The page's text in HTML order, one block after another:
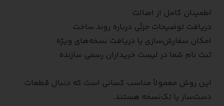
اطمینان کامل از اصالت
دریافت توضیحات جزئی درباره روند ساخت
امکان سفارش‌سازی یا دریافت نسخه‌های ویژه
ثبت نام شما در لیست خریداران رسمی سازنده
این روش معمولاً مناسب کسانی است که دنبال قطعات
دست‌ساز یا تک‌نسخه هستند.